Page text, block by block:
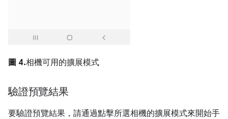
圖 4.相機可用的擴展模式
驗證預覽結果
要驗證預覽結果，請通過點擊所選相機的擴展模式來開始手